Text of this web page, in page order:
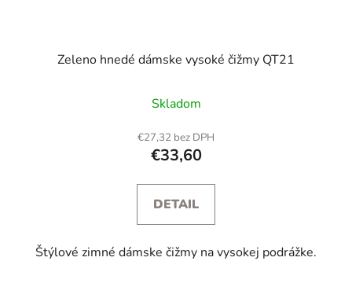
Zeleno hnedé dámske vysoké čižmy QT21
Skladom
€27,32 bez DPH
€33,60
DETAIL
Štýlové zimné dámske čižmy na vysokej podrážke.